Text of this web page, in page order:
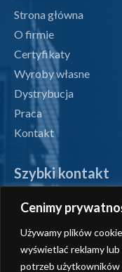
Cenimy
Używamy plików
wyświetlać reklamy
potrzeb użytkowników
Strona główna
O firmie
Certyfikaty
Wyroby własne
Dystrybucja
Praca
Kontakt
Szybki kontakt
fax +48 71 327